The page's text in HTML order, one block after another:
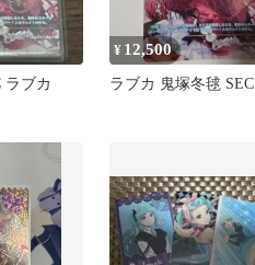
ラブカ
¥ 12,500
ラブカ 鬼塚冬毬 SEC